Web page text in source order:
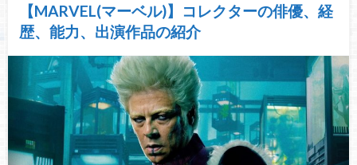
【MARVEL(マーベル)】コレクターの俳優、経
歴、能力、出演作品の紹介